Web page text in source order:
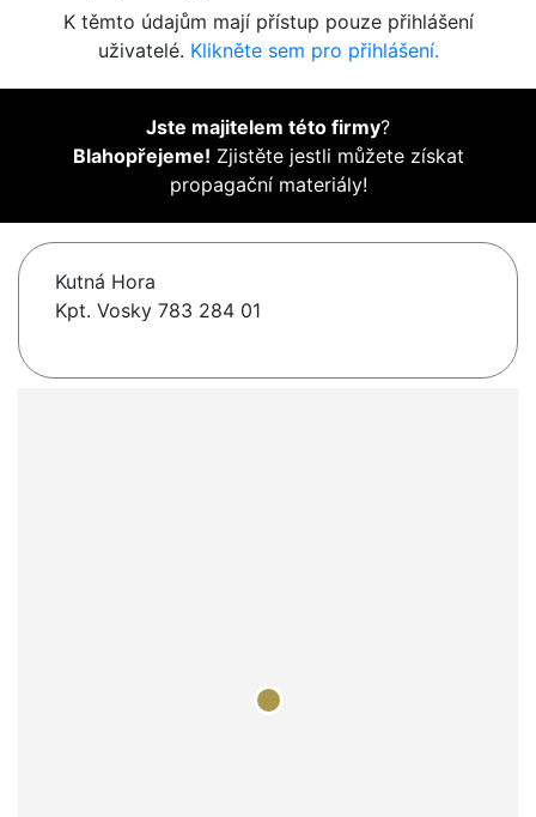
K těmto údajům mají přístup pouze přihlášení
uživatelé. Klikněte sem pro přihlášení.
Jste majitelem této firmy?
Blahopřejeme! Zjistěte jestli můžete získat
propagační materiály!
Kutná Hora
Kpt. Vosky 783 284 01